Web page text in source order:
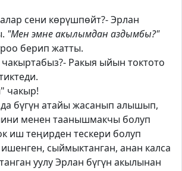
сени көрүшпөйт?- Эрлан
"Мен эмне акылымдан аздымбы?"
берип жатты.
Ракыя ыйын токтото
чакыр!
бүгүн атайы жасанып алышып,
менен таанышмакчы болуп
иш теңирден тескери болуп
сыймыктанган, анан калса
уулу Эрлан бүгүн акылынан